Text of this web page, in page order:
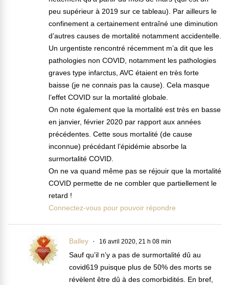
peu supérieur à 2019 sur ce tableau). Par ailleurs le
confinement a certainement entraîné une diminution
d’autres causes de mortalité notamment accidentelle.
Un urgentiste rencontré récemment m’a dit que les
pathologies non COVID, notamment les pathologies
graves type infarctus, AVC étaient en très forte
baisse (je ne connais pas la cause). Cela masque
l’effet COVID sur la mortalité globale.
On note également que la mortalité est très en basse
en janvier, février 2020 par rapport aux années
précédentes. Cette sous mortalité (de cause
inconnue) précédant l’épidémie absorbe la
surmortalité COVID.
On ne va quand même pas se réjouir que la mortalité
COVID permette de ne combler que partiellement le
retard !
Connectez-vous pour pouvoir répondre
Balley 16 avril 2020, 21 h 08 min
Sauf qu’il n’y a pas de surmortalité dû au
covid619 puisque plus de 50% des morts se
révèlent être dû à des comorbidités. En bref,